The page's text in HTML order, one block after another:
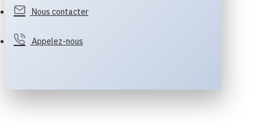
Nous contacter
Appelez-nous